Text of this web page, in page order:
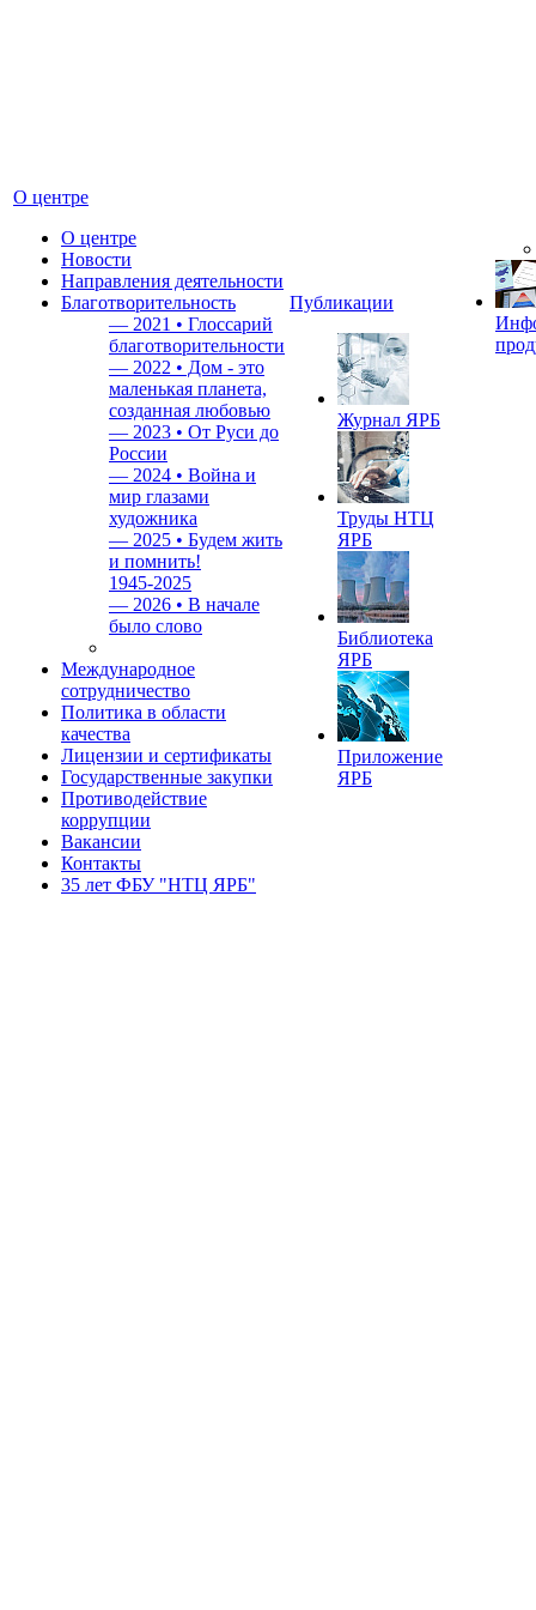
О центре
О центре
Новости
Направления деятельности
Благотворительность
— 2021 • Глоссарий
благотворительности
— 2022 • Дом - это
маленькая планета,
созданная любовью
— 2023 • От Руси до
России
— 2024 • Война и
мир глазами
художника
— 2025 • Будем жить
и помнить!
1945-2025
— 2026 • В начале
было слово
Международное
сотрудничество
Политика в области
качества
Лицензии и сертификаты
Государственные закупки
Противодействие
коррупции
Вакансии
Контакты
35 лет ФБУ "НТЦ ЯРБ"
Публикации
Журнал ЯРБ
Труды НТЦ
ЯРБ
Библиотека
ЯРБ
Приложение
ЯРБ